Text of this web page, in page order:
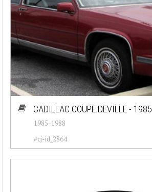
CADILLAC COUPE DEVILLE - 1985
1985-1988
#cj-id_2864